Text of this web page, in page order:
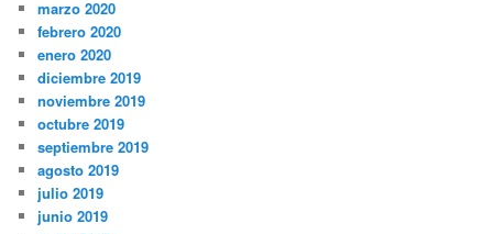
marzo 2020
febrero 2020
enero 2020
diciembre 2019
noviembre 2019
octubre 2019
septiembre 2019
agosto 2019
julio 2019
junio 2019